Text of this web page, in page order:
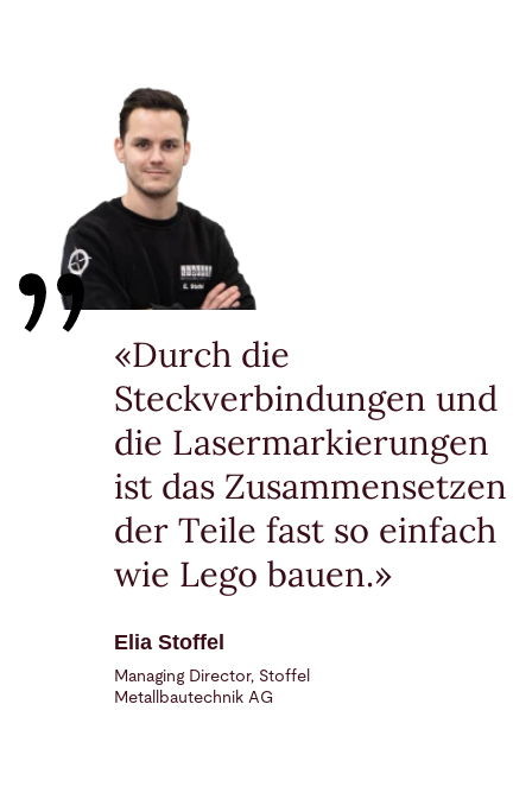
«Durch die
Steckverbindungen und
die Lasermarkierungen
ist das Zusammensetzen
der Teile fast so einfach
wie Lego bauen.»
Elia Stoffel
Managing Director, Stoffel
Metallbautechnik AG